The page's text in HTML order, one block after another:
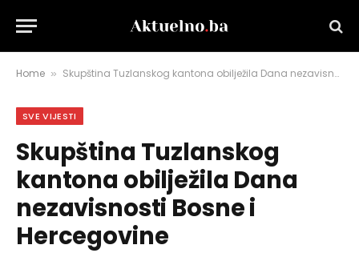
Home » Skupština Tuzlanskog kantona obilježila Dana nezavisnosti Bosne i Hercegovine
SVE VIJESTI
Skupština Tuzlanskog
kantona obilježila Dana
nezavisnosti Bosne i
Hercegovine